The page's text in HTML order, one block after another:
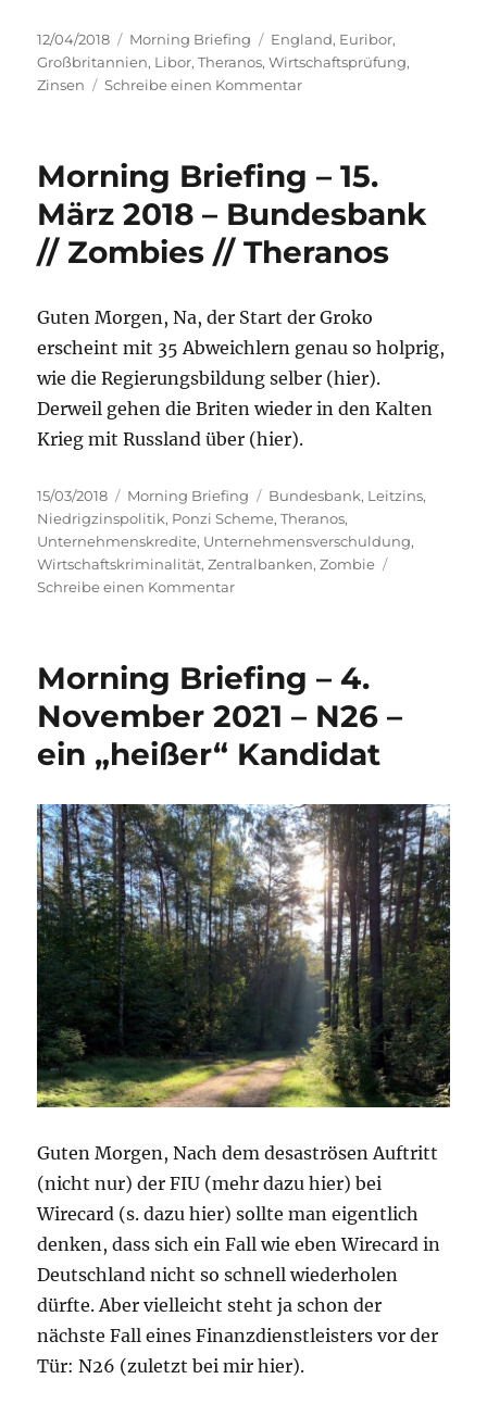
Veröffentlicht
am
12/04/2018 Kategorien
Morning Briefing Schlagwörter
England, Euribor,
Großbritannien, Libor,Theranos,Wirtschaftsprüfung,
Zinsen
Schreibe einen Kommentarzu
12.
April
2018
–
Theranos
Euribor
Audit
Morning Briefing – 15.
März 2018 – Bundesbank
// Zombies // Theranos
Guten Morgen, Na, der Start der Groko
erscheint mit 35 Abweichlern genau so holprig,
wie die Regierungsbildung selber (hier).
Derweil gehen die Briten wieder in den Kalten
Krieg mit Russland über (hier).
Veröffentlicht
am
15/03/2018 Kategorien
Morning Briefing Schlagwörter
Bundesbank, Leitzins,
Niedrigzinspolitik, Ponzi Scheme,Theranos,
Unternehmenskredite, Unternehmensverschuldung,
Wirtschaftskriminalität,Zentralbanken,Zombie
Schreibe einen Kommentarzu
15.
2018
–
Bundesbank
Zombies
//
Theranos
Morning Briefing – 4.
November 2021 – N26 –
ein „heißer“ Kandidat
Guten Morgen, Nach dem desaströsen Auftritt
(nicht nur) der FIU (mehr dazu hier) bei
Wirecard (s. dazu hier) sollte man eigentlich
denken, dass sich ein Fall wie eben Wirecard in
Deutschland nicht so schnell wiederholen
dürfte. Aber vielleicht steht ja schon der
nächste Fall eines Finanzdienstleisters vor der
Tür: N26 (zuletzt bei mir hier).